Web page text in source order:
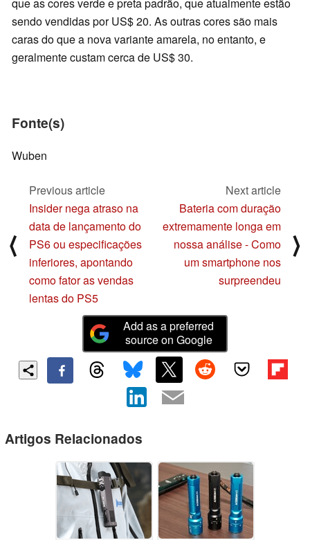
sendo vendidas por US$ 20. As outras cores são mais
caras do que a nova variante amarela, no entanto, e
geralmente custam cerca de US$ 30.
Fonte(s)
Wuben
⟨
Previous article
Insider nega atraso na
data de lançamento do
PS6 ou especificações
inferiores, apontando
como fator as vendas
lentas do PS5
Next article
Bateria com duração
extremamente longa em
nossa análise - Como
um smartphone nos
surpreendeu
⟩
Add as a preferred
source on Google
Artigos Relacionados